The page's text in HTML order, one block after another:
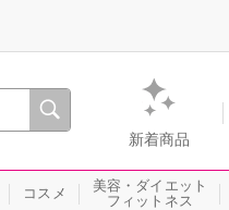
。通販・テレビショッピングの
新着商品
コスメ
美容・ダイエット
フィットネス